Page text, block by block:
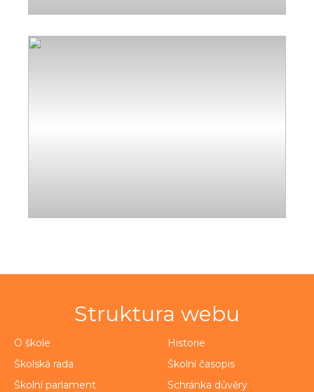
Struktura webu
O škole
Historie
Školská rada
Školní časopis
Školní parlament
Schránka důvěry